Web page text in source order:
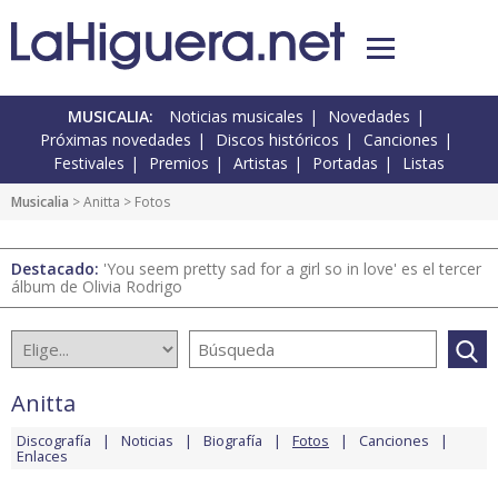
MUSICALIA: Noticias musicales
Novedades
Próximas novedades
Discos históricos
Canciones
Festivales
Premios Artistas Portadas Listas
Musicalia >Anitta > Fotos
Destacado: 'You seem pretty sad for a girl so in love' es el tercer
álbum de Olivia Rodrigo
Anitta
Discografía Noticias Biografía Fotos Canciones
Enlaces